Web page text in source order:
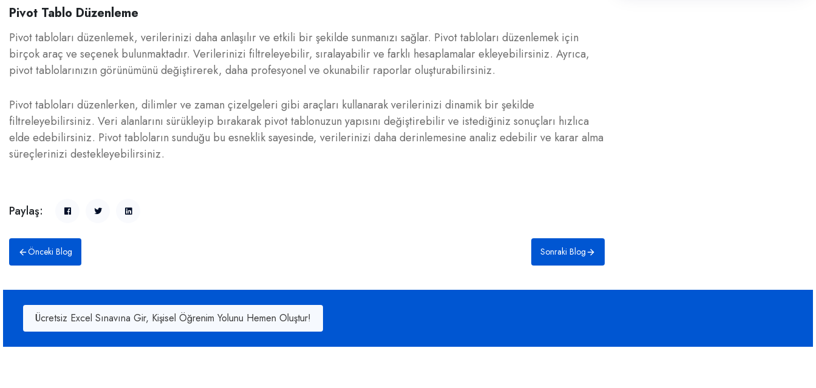
Pivot Tablo Düzenleme
Pivot tabloları düzenlemek, verilerinizi daha anlaşılır ve etkili bir şekilde sunmanızı sağlar. Pivot tabloları düzenlemek için
birçok araç ve seçenek bulunmaktadır. Verilerinizi filtreleyebilir, sıralayabilir ve farklı hesaplamalar ekleyebilirsiniz. Ayrıca,
pivot tablolarınızın görünümünü değiştirerek, daha profesyonel ve okunabilir raporlar oluşturabilirsiniz.
Pivot tabloları düzenlerken, dilimler ve zaman çizelgeleri gibi araçları kullanarak verilerinizi dinamik bir şekilde
filtreleyebilirsiniz. Veri alanlarını sürükleyip bırakarak pivot tablonuzun yapısını değiştirebilir ve istediğiniz sonuçları hızlıca
elde edebilirsiniz. Pivot tabloların sunduğu bu esneklik sayesinde, verilerinizi daha derinlemesine analiz edebilir ve karar alma
süreçlerinizi destekleyebilirsiniz.
Paylaş:
Önceki Blog Sonraki Blog
Ücretsiz Excel Sınavına Gir, Kişisel Öğrenim Yolunu Hemen Oluştur!